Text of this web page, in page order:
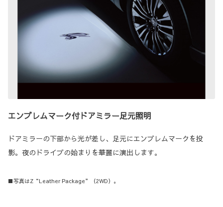
エンブレムマーク付ドアミラー足元照明
ドアミラーの下部から光が差し、足元にエンブレムマークを投
影。夜のドライブの始まりを華麗に演出します。
■写真はZ“Leather Package”（2WD）。